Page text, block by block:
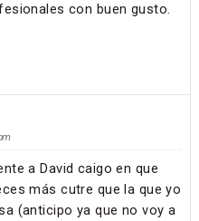
con buen gusto.
a David caigo en que
más cutre que la que yo
(anticipo ya que no voy a